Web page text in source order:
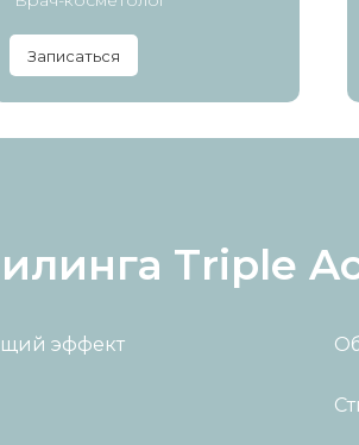
Записаться
Triple
эффект